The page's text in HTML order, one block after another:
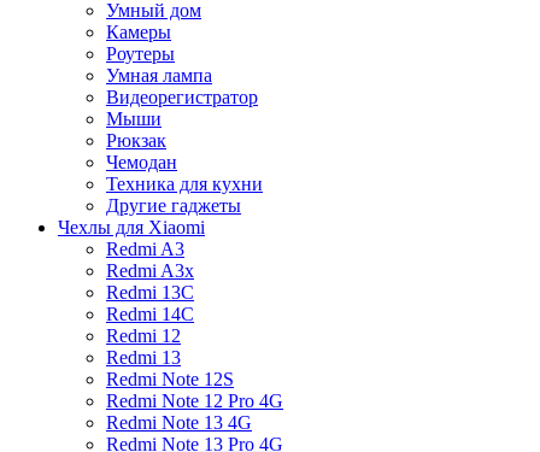
Умный дом
Камеры
Роутеры
Умная лампа
Видеорегистратор
Мыши
Рюкзак
Чемодан
Техника для кухни
Другие гаджеты
Чехлы для Xiaomi
Redmi A3
Redmi A3x
Redmi 13C
Redmi 14C
Redmi 12
Redmi 13
Redmi Note 12S
Redmi Note 12 Pro 4G
Redmi Note 13 4G
Redmi Note 13 Pro 4G